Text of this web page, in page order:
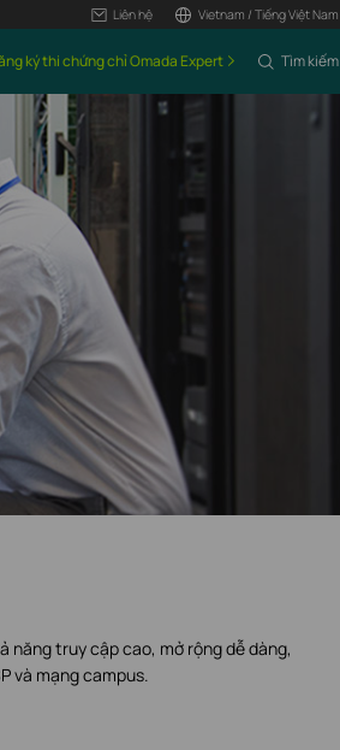
Liên hệ Vietnam / Tiếng Việt Nam
ký thi chứng chỉ Omada Expert Tìm kiếm
năng truy cập cao, mở rộng dễ dàng,
và mạng campus.